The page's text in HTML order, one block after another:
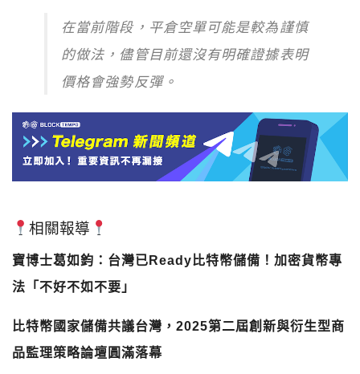
的做法，儘管目前還沒有明確證據表明
價格會強勢反彈。
寶博士葛如鈞：台灣已Ready比特幣儲備！加密貨幣專
法「不好不如不要」
比特幣國家儲備共議台灣，2025第二屆創新與衍生型商
品監理策略論壇圓滿落幕
黃金叩關3000美元創歷史新高！比特幣「避險敘事失